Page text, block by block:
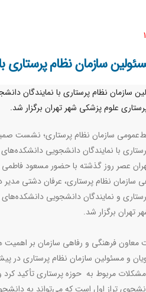
سازمان نظام پرستاری
نظام پرستاری با نمایندگان
علوم پزشکی شهر تهران برگزار شد.
سازمان نظام پرستاری؛ نشست
با نمایندگان دانشجویی
عصر روز گذشته با حضور مسعود
سازمان نظام پرستاری، عرفان دشتی
و نمایندگان دانشجویی
تهران برگزار شد.
فرهنگی و رفاهی سازمان بر اهمیت
و مسئولین سازمان نظام پرستاری در
مربوط به حوزه پرستاری تأکید
تراز اول است که می‌تواند به